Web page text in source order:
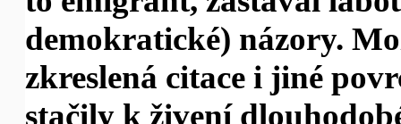
demokratické) názory.
zkreslená citace i jiné
stačily k živení